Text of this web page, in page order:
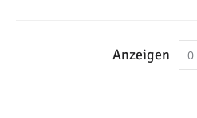
Anzeigen